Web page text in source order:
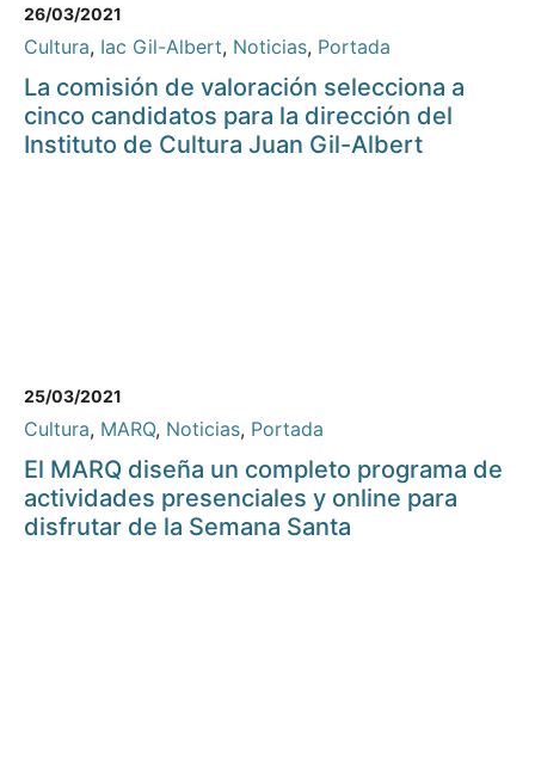
26/03/2021
Cultura, Iac Gil-Albert, Noticias, Portada
La comisión de valoración selecciona a
cinco candidatos para la dirección del
Instituto de Cultura Juan Gil-Albert
25/03/2021
Cultura, MARQ, Noticias, Portada
El MARQ diseña un completo programa de
actividades presenciales y online para
disfrutar de la Semana Santa